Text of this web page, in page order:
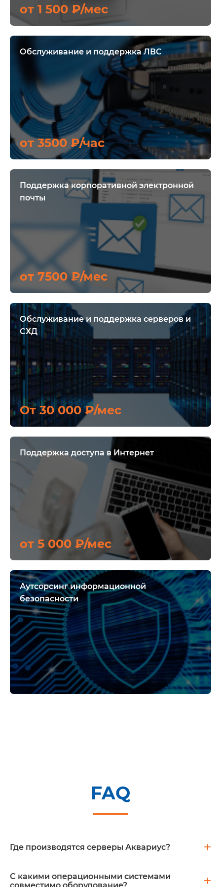
от 1 500 ₽/мес
Обслуживание и поддержка ЛВС
от 3500 ₽/час
Поддержка корпоративной электронной
почты
от 7500 ₽/мес
Обслуживание и поддержка серверов и
СХД
От 30 000 ₽/мес
Поддержка доступа в Интернет
от 5 000 ₽/мес
Аутсорсинг информационной
безопасности
FAQ
Где производятся серверы Аквариус?
собственных предприятиях компании, что
обеспечивает соответствие требованиям
С какими операционными системами